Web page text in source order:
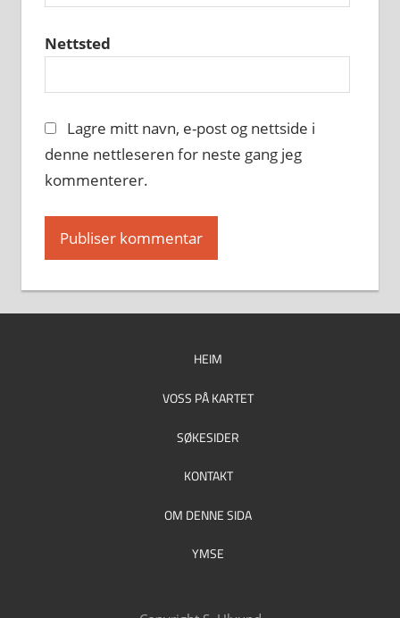
Nettsted
Lagre mitt navn, e-post og nettside i
denne nettleseren for neste gang jeg
kommenterer.
HEIM
VOSS PÅ KARTET
SØKESIDER
KONTAKT
OM DENNE SIDA
YMSE